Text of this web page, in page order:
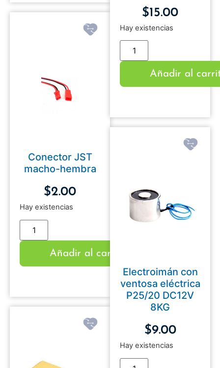
Conector JST
macho-hembra
$2.00
Hay existencias
Añadir al carrito
$15.00
Hay existencias
Añadir al
Electroimán con
ventosa eléctrica
P25/20 DC12V
8KG
$9.00
Hay existencias